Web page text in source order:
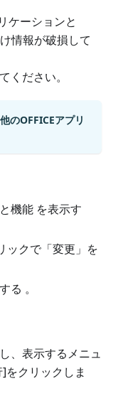
ケーションと
情報が破損して
ください。
のOFFICEアプリ
機能 を表示す
クで「変更」を
る 。
、表示するメニュ
をクリックしま